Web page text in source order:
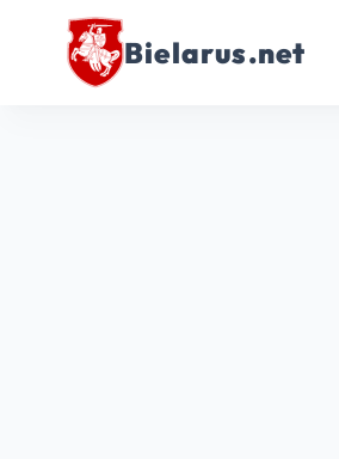
Bielarus.net